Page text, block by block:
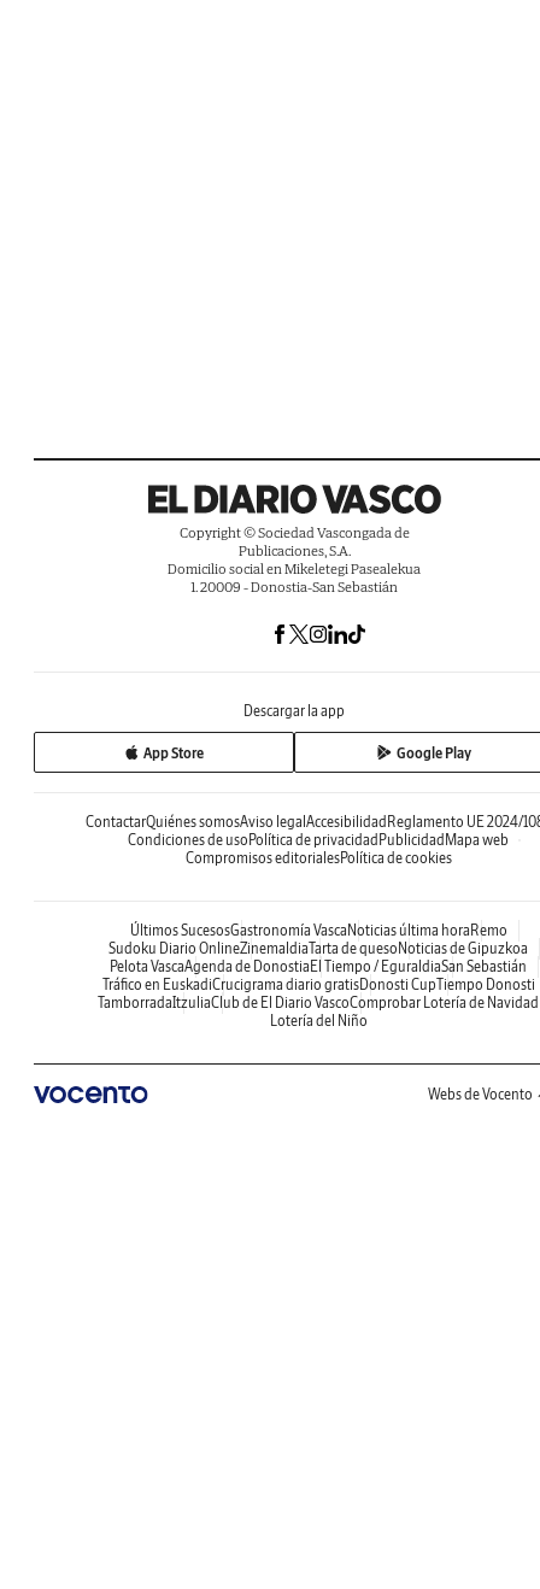
Copyright © Sociedad Vascongada de
Publicaciones, S.A.
Domicilio social en Mikeletegi Pasealekua
1. 20009 - Donostia-San Sebastián
Descargar la app
App Store Google Play
ContactarQuiénes somosAviso legal Accesibilidad Reglamento UE 2024/
Condiciones de uso Política de privacidad Publicidad Mapa web
Compromisos editorialesPolítica de cookies
Últimos SucesosGastronomía Vasca Noticias última hora Remo
Sudoku Diario OnlineZinemaldiaTarta de queso Noticias de Gipuzkoa
Pelota VascaAgenda de Donostia El Tiempo / EguraldiaSan Sebastián
Tráfico en EuskadiCrucigrama diario gratisDonosti CupTiempo Donosti
TamborradaItzuliaClub de El Diario VascoComprobar Lotería de Navidad
Lotería del Niño
Webs de Vocento